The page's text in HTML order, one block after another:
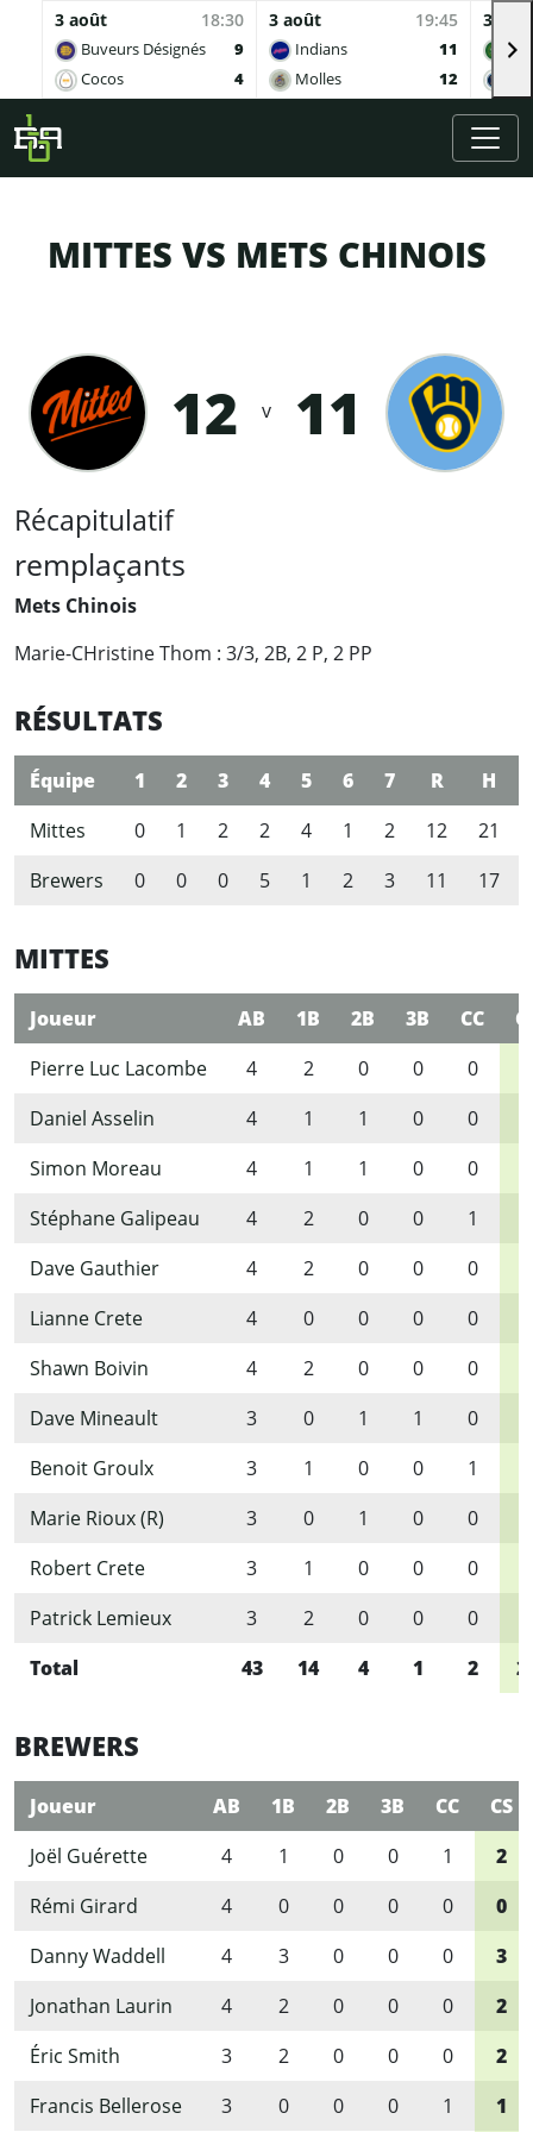
3 août 18:30
Buveurs Désignés
9
Cocos
4
3 août 19:45
Indians
11
Molles
12
3
Skip to main content
MITTES VS METS CHINOIS
12 v 11
Récapitulatif
remplaçants
Mets Chinois
Marie-CHristine Thom : 3/3, 2B, 2 P, 2 PP
RÉSULTATS
Équipe 1 2 3 4 5 6 7 R H
Mittes
0 1 2 2 4 1 2 12 21
Brewers
0 0 0 5 1 2 3 11 17
MITTES
Joueur AB 1B 2B 3B CC
Pierre Luc Lacombe
4 2 0 0 0
Daniel Asselin
4 1 1 0 0
Simon Moreau
4 1 1 0 0
Stéphane Galipeau
4 2 0 0 1
Dave Gauthier
4 2 0 0 0
Lianne Crete
4 0 0 0 0
Shawn Boivin
4 2 0 0 0
Dave Mineault
3 0 1 1 0
Benoit Groulx
3 1 0 0 1
Marie Rioux (R)
3 0 1 0 0
Robert Crete
3 1 0 0 0
Patrick Lemieux
3 2 0 0 0
Total
43 14 4 1 2
BREWERS
Joueur AB 1B 2B 3B CC
CS
Joël Guérette
4 1 0 0 1
2
Rémi Girard
4 0 0 0 0
0
Danny Waddell
4 3 0 0 0
3
Jonathan Laurin
4 2 0 0 0
2
Éric Smith
3 2 0 0 0
2
Francis Bellerose
3 0 0 0 1 1